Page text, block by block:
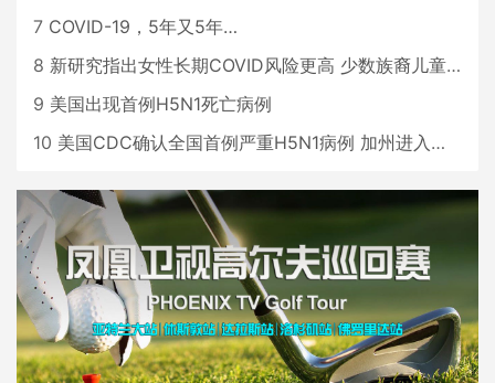
7 COVID-19，5年又5年…
8 新研究指出女性长期COVID风险更高 少数族裔儿童存在差异
9 美国出现首例H5N1死亡病例
10 美国CDC确认全国首例严重H5N1病例 加州进入紧急状态